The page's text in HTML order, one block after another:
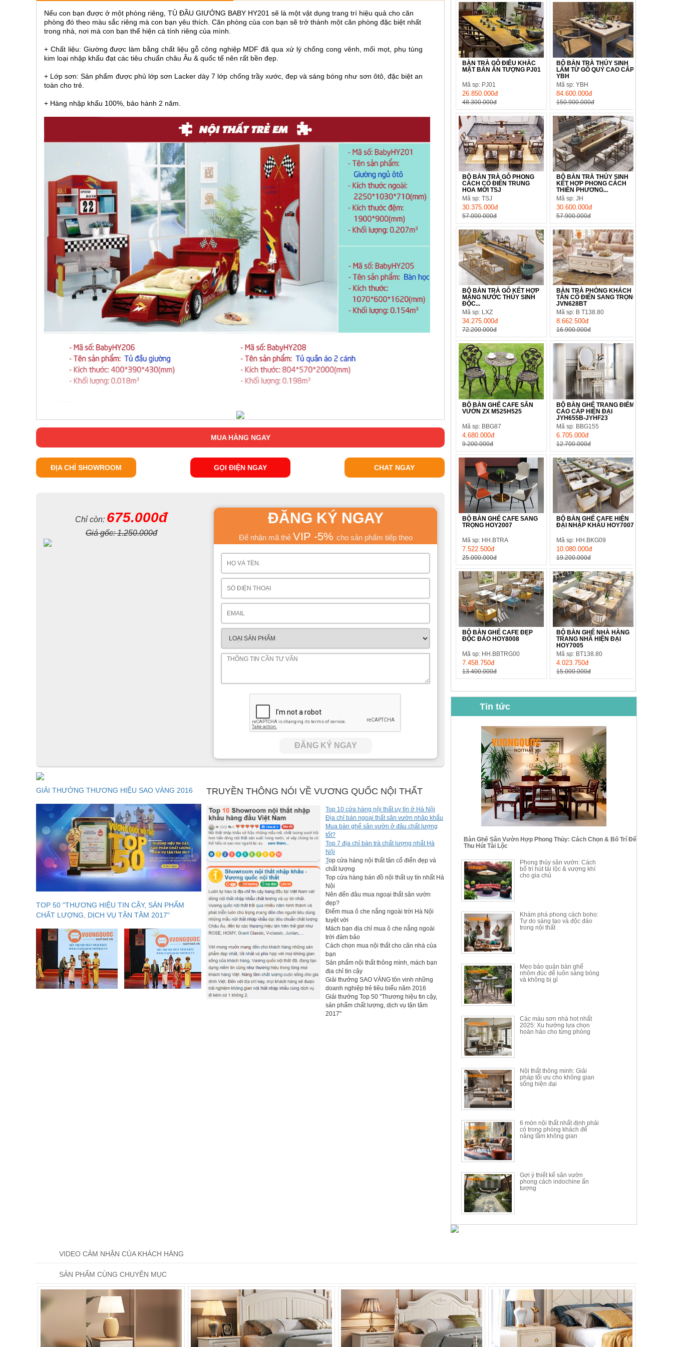
Nếu con bạn được ở một phòng riêng, TỦ ĐẦU GIƯỞNG BABY HY201 sẽ là một vật dụng trang trí hiệu quả cho căn
phòng đó theo màu sắc riêng mà con bạn yêu thích. Căn phòng của con bạn sẽ trở thành một căn phòng đặc biệt nhất
trong nhà, nơi mà con bạn thể hiện cá tính riêng của mình.
+ Chất liệu: Giường được làm bằng chất liệu gỗ công nghiệp MDF đã qua xử lý chống cong vênh, mối mọt, phụ tùng
kim loại nhập khẩu đạt các tiêu chuẩn châu Âu & quốc tế nên rất bền đẹp.
+ Lớp sơn: Sản phẩm được phủ lớp sơn Lacker dày 7 lớp chống trầy xước, đẹp và sáng bóng như sơn ôtô, đặc biệt an
toàn cho trẻ.
+ Hàng nhập khẩu 100%, bảo hành 2 năm.
MUA HÀNG NGAY
ĐỊA CHỈ SHOWROOM GỌI ĐIỆN NGAY CHAT NGAY
Chỉ còn: 675.000đ
Giá gốc:1.250.000đ
ĐĂNG KÝ NGAY
Để nhận mã thẻ VIP -5% cho sản phẩm tiếp theo
ĐĂNG KÝ NGAY
GIẢI THƯỞNG THƯƠNG HIỆU SAO VÀNG 2016
TOP 50 "THƯƠNG HIỆU TIN CẬY, SẢN PHẨM
CHẤT LƯỢNG, DỊCH VỤ TẬN TÂM 2017"
TRUYỀN THÔNG NÓI VỀ VƯƠNG QUỐC NỘI THẤT
Top 10 cửa hàng nội thất uy tín ở Hà Nội
Địa chỉ bán ngoại thất sân vườn nhâp khẩu
Mua bàn ghế sân vườn ở đâu chất lượng
tốt?
Top 7 địa chỉ bàn trà chất lượng nhất Hà
Nội
Top cửa hàng nội thất tân cổ điển đẹp và
chất lượng
Top cửa hàng bán đồ nội thất uy tín nhất Hà
Nội
Nên đến đâu mua ngoại thất sân vườn
đẹp?
Điểm mua ô che nắng ngoài trời Hà Nội
tuyệt vời
Mách bạn địa chỉ mua ô che nắng ngoài
trời đảm bảo
Cách chọn mua nội thất cho căn nhà của
bạn
Sản phẩm nội thất thông mình, mách bạn
địa chỉ tin cậy
Giải thưởng SAO VÀNG tôn vinh những
doanh nghiệp trẻ tiêu biểu năm 2016
Giải thưởng Top 50 "Thương hiệu tin cậy,
sản phẩm chất lượng, dịch vụ tận tâm
2017"
BÀN TRÀ GỖ ĐIÊU KHẮC
MẶT BÀN ẤN TƯỢNG PJ01
Mã sp: PJ01
26.850.000đ
48.300.000đ
BỘ BÀN TRÀ THỦY SINH
LÀM TỪ GỖ QUÝ CAO CẤP
YBH
Mã sp: YBH
84.600.000đ
150.900.000đ
BỘ BÀN TRÀ GỖ PHONG
CÁCH CỔ ĐIỂN TRUNG
HOA MỚI TSJ
Mã sp: TSJ
30.375.000đ
57.000.000đ
BỘ BÀN TRÀ THỦY SINH
KẾT HỢP PHONG CÁCH
THIỀN PHƯƠNG...
Mã sp: JH
30.600.000đ
57.900.000đ
BỘ BÀN TRÀ GỖ KẾT HỢP
MÁNG NƯỚC THỦY SINH
ĐỘC...
Mã sp: LXZ
34.275.000đ
72.200.000đ
BÀN TRÀ PHÒNG KHÁCH
TÂN CỔ ĐIỂN SANG TRỌNG
JVN628BT
Mã sp: B T138.80
8.662.500đ
16.900.000đ
BỘ BÀN GHẾ CAFE SÂN
VƯỜN ZX M525H525
Mã sp: BBG87
4.680.000đ
9.200.000đ
BỘ BÀN GHẾ TRANG ĐIỂM
CAO CẤP HIỆN ĐẠI
JYH655B-JYHF23
Mã sp: BBG155
6.705.000đ
12.700.000đ
BỘ BÀN GHẾ CAFE SANG
TRỌNG HOY2007
Mã sp: HH.BTRA
7.522.500đ
25.000.000đ
BỘ BÀN GHẾ CAFE HIỆN
ĐẠI NHẬP KHẨU HOY7007
Mã sp: HH.BKG09
10.080.000đ
19.200.000đ
BỘ BÀN GHẾ CAFE ĐẸP
ĐỘC ĐÁO HOY8008
Mã sp: HH.BBTRG00
7.458.750đ
13.400.000đ
BỘ BÀN GHẾ NHÀ HÀNG
TRANG NHÃ HIỆN ĐẠI
HOY7005
Mã sp: BT138.80
4.023.750đ
15.000.000đ
BỘ BÀN GHẾ CAFE NHẬP
KHẨU CAO CẤP HOY7006
Mã sp: BT135
14.178.750đ
24.700.000đ
BỘ BÀN TRÀ GỖ TỰ NHIÊN
PHONG CÁCH TRUNG HOA
KIỂU MỚI...
Mã sp: BT138.80
20.250.000đ
39.150.000đ
BỘ BÀN TRÀ GỖ PHONG
CÁCH MỚI KẾT HỢP KHAY
NHÚNG TRÀ YDX
Mã sp: BT150.46
17.617.500đ
34.100.000đ
BỘ BÀN GHẾ CAFE KIỂU
DÁNG ĐƠN GIẢN HIỆN ĐẠI
HOY8010
BÀN GHẾ TRANG ĐIỂM
THÔNG MINH HIỆN ĐẠI
TÍCH HỢP SẠC...
Mã sp: HH.BTD08
6.510.000đ
BỘ BÀN ĂN ĐẢO MẶT ĐÁ
PHIẾN AK3699
Tin tức
Bàn Ghế Sân Vườn Hợp Phong Thủy: Cách Chọn & Bố Trí Để
Thu Hút Tài Lộc
Phong thủy sân vườn: Cách
bố trí hút tài lộc & vượng khí
cho gia chủ
Khám phá phong cách boho:
Tự do sáng tạo và độc đáo
trong nội thất
Mẹo bảo quản bàn ghế
nhôm đúc để luôn sáng bóng
và không bị gỉ
Các màu sơn nhà hot nhất
2025: Xu hướng lựa chọn
hoàn hảo cho từng phòng
Nội thất thông minh: Giải
pháp tối ưu cho không gian
sống hiện đại
6 món nội thất nhất định phải
có trong phòng khách để
nâng tầm không gian
Gợi ý thiết kế sân vườn
phong cách indochine ấn
tượng
VIDEO CẢM NHẬN CỦA KHÁCH HÀNG
SẢN PHẨM CÙNG CHUYÊN MỤC